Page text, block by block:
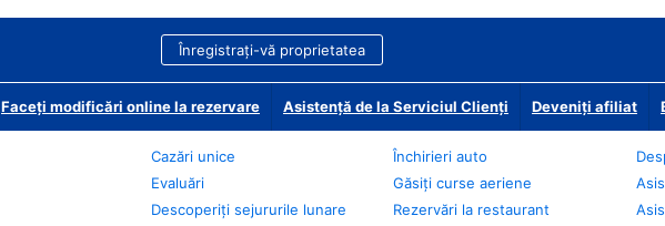
Înregistrați-vă proprietatea
Faceți modificări online la rezervare Asistență de la Serviciul Clienți Deveniţi afiliat
Cazări unice
Evaluări
Descoperiți sejururile lunare
Închirieri auto
Găsiți curse aeriene
Rezervări la restaurant